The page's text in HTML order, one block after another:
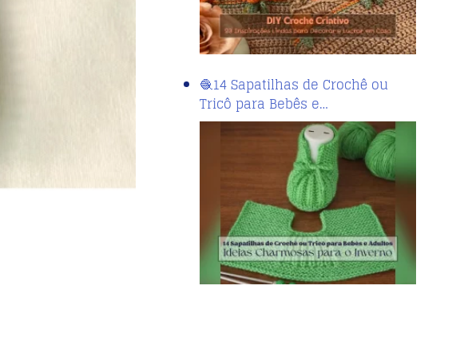
🧶14 Sapatilhas de Crochê ou
Tricô para Bebês e…